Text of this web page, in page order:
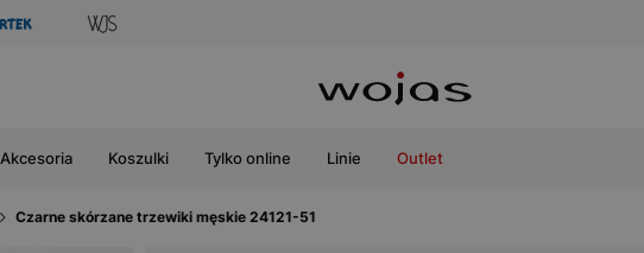
Akcesoria Koszulki Tylko online Linie Outlet
Czarne skórzane trzewiki męskie 24121-51